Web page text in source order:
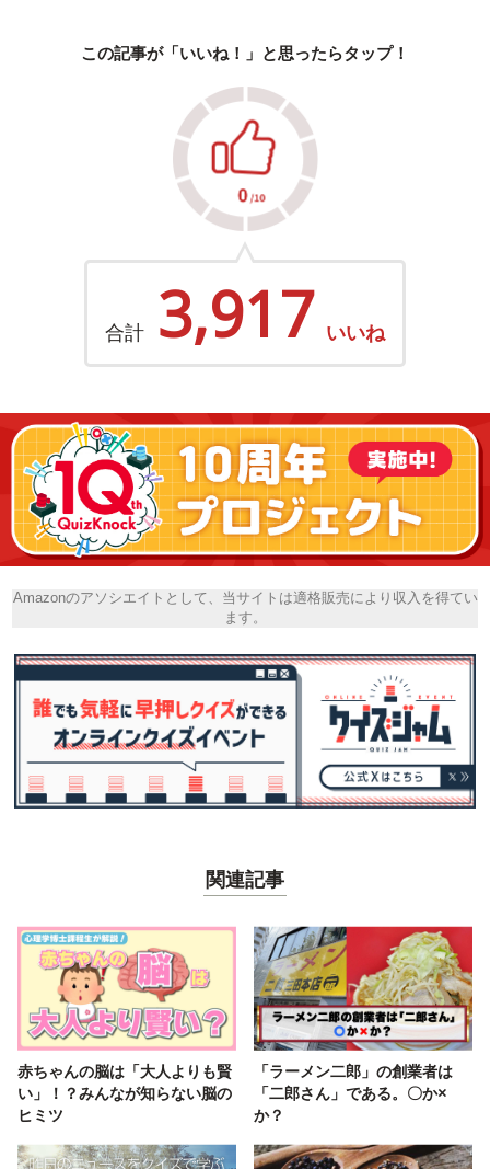
この記事が「いいね！」と思ったらタップ！
合計 3,917 いいね
Amazonのアソシエイトとして、当サイトは適格販売により収入を得てい
ます。
関連記事
赤ちゃんの脳は「大人よりも賢
い」！？みんなが知らない脳の
ヒミツ
「ラーメン二郎」の創業者は
「二郎さん」である。〇か×
か？